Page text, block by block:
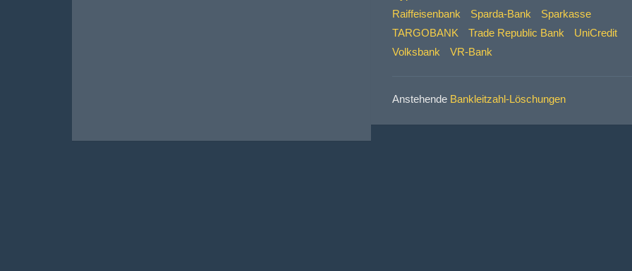
Raiffeisenbank
Sparda-Bank
Sparkasse
TARGOBANK
Trade Republic Bank
UniCredit
Volksbank
VR-Bank
Anstehende Bankleitzahl-Löschungen